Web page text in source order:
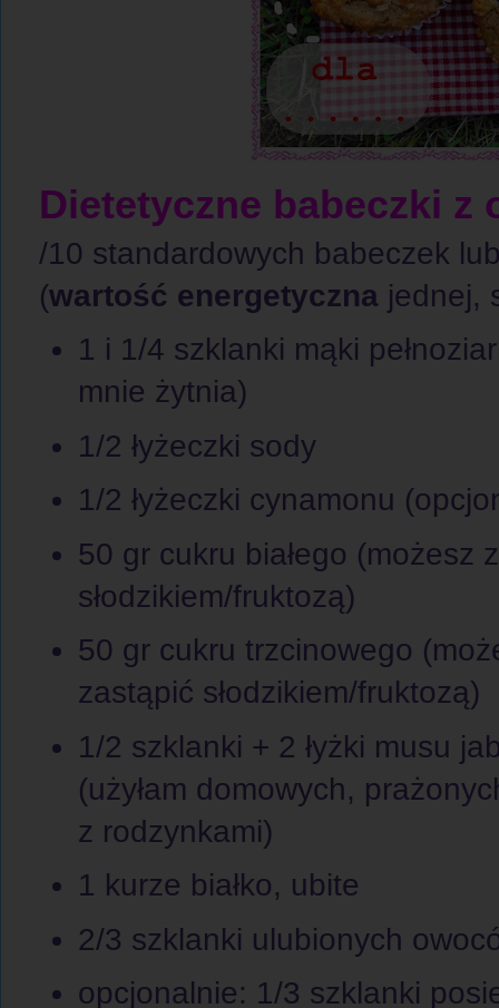
Dietetyczne babeczki z
/10 standardowych babeczek
(wartość energetyczna jednej,
1 i 1/4 szklanki mąki
mnie żytnia)
1/2 łyżeczki sody
1/2 łyżeczki cynamonu
50 gr cukru białego (możesz
słodzikiem/fruktozą)
50 gr cukru trzcinowego
zastąpić słodzikiem/fruktozą)
1/2 szklanki + 2 łyżki musu
(użyłam domowych,
z rodzynkami)
1 kurze białko, ubite
2/3 szklanki ulubionych
opcjonalnie: 1/3 szklanki